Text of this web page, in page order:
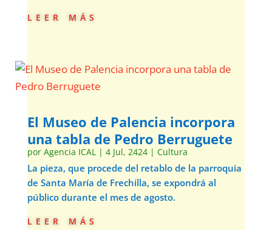
leer más
El Museo de Palencia incorpora
una tabla de Pedro Berruguete
por Agencia ICAL | 4 Jul, 2424| Cultura
La pieza, que procede del retablo de la parroquia
de Santa María de Frechilla, se expondrá al
público durante el mes de agosto.
leer más